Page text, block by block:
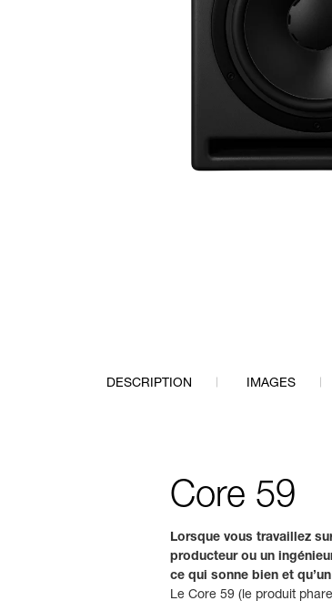
DESCRIPTION IMAGES
Core 59
Lorsque vous travaillez
producteur ou un
ce qui sonne bien et
Le Core 59 (le produit